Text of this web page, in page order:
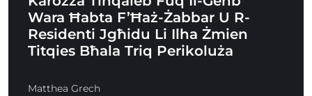
Wara Ħabta F’Ħaż-Żabbar U R-
Residenti Jgħidu Li Ilha Żmien
Titqies Bħala Triq Perikoluża
Matthea Grech